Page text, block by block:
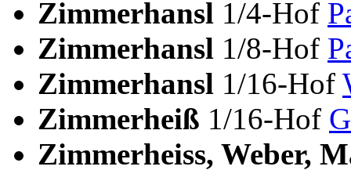
Zimmerhansl 1/4-Hof
Zimmerhansl 1/8-Hof
Zimmerhansl 1/16-Hof
Zimmerheiß 1/16-Hof
Zimmerheiss, Weber,